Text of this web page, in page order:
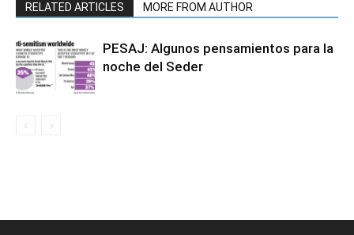
RELATED ARTICLES MORE FROM AUTHOR
PESAJ: Algunos pensamientos para la
noche del Seder